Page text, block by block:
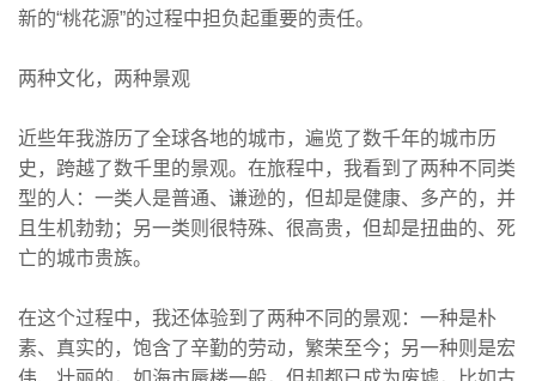
新的“桃花源”的过程中担负起重要的责任。
两种文化，两种景观
近些年我游历了全球各地的城市，遍览了数千年的城市历
史，跨越了数千里的景观。在旅程中，我看到了两种不同类
型的人：一类人是普通、谦逊的，但却是健康、多产的，并
且生机勃勃；另一类则很特殊、很高贵，但却是扭曲的、死
亡的城市贵族。
在这个过程中，我还体验到了两种不同的景观：一种是朴
素、真实的，饱含了辛勤的劳动，繁荣至今；另一种则是宏